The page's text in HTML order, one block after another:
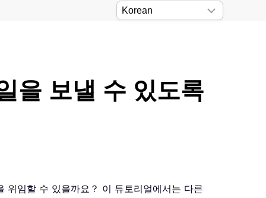
을 보낼 수 있도록
위임할 수 있을까요？ 이 튜토리얼에서는 다른